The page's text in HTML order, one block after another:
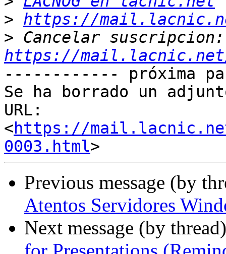
> https://
>
https://mail.lacnic.net/
------------ próxima
Se ha borrado un
URL:
<https://
0003.html
Previous message (by
Atentos Servidores
Next message (by